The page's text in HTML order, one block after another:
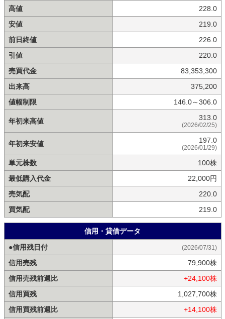
高値
228.0
安値
219.0
前日終値
226.0
引値
220.0
売買代金
83,353,300
出来高
375,200
値幅制限
146.0～306.0
年初来高値 313.0
(2026/02/25)
年初来安値 197.0
(2026/01/29)
単元株数
100株
最低購入代金
22,000円
売気配
220.0
買気配
219.0
信用・貸借データ
●信用残日付
(2026/07/31)
信用売残
79,900株
信用売残前週比
+24,100株
信用買残
1,027,700株
信用買残前週比
+14,100株